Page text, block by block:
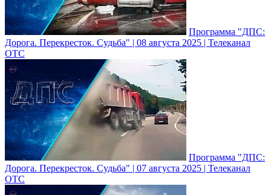
Программа "ДПС:
Дорога. Перекресток. Судьба" | 08 августа 2025 | Телеканал
ОТС
Программа "ДПС:
Дорога. Перекресток. Судьба" | 07 августа 2025 | Телеканал
ОТС